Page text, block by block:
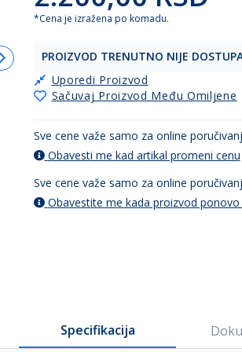
*Cena je izražena po komadu.
PROIZVOD TRENUTNO NIJE
Sačuvaj Proizvod Među Omiljene
Uporedi Proizvod
Sve cene važe samo za online
Obavesti me kad artikal promeni cenu
Sve cene važe samo za online
Obavestite me kada proizvod
Specifikacija